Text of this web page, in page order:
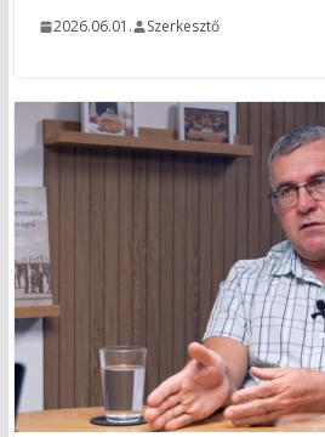
2026.06.01. Szerkesztő